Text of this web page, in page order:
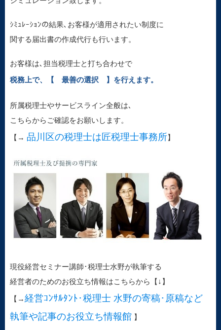
ｼﾐｭﾚｰｼｮﾝの結果､お客様が適用されたい制度に
関する届出書の作成代行も行います。
お客様は､担当税理士と打ち合わせで
税務上で、【 最善の選択 】を行えます。
所属税理士やサービスライン全般は､
こちらからご確認をお願いします。
【→ 品川区の税理士は匠税理士事務所】
現役経営セミナー講師･税理士水野が執筆する
経営者のためのお役立ち情報はこちらから【↓】
【→経営ｺﾝｻﾙﾀﾝﾄ･税理士 水野の寄稿･原稿など
執筆や記事のお役立ち情報館 】